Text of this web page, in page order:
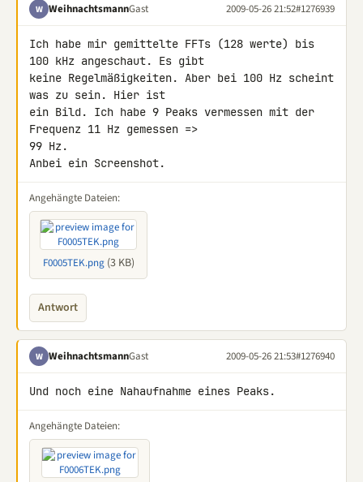
W WeihnachtsmannGast 2009-05-26 21:52#1276939
Ich habe mir gemittelte FFTs (128 werte) bis
100 kHz angeschaut. Es gibt
keine Regelmäßigkeiten. Aber bei 100 Hz scheint
was zu sein. Hier ist
ein Bild. Ich habe 9 Peaks vermessen mit der
Frequenz 11 Hz gemessen =>
99 Hz.
Anbei ein Screenshot.
Angehängte Dateien:
F0005TEK.png(3 KB)
Antwort
W WeihnachtsmannGast 2009-05-26 21:53#1276940
Und noch eine Nahaufnahme eines Peaks.
Angehängte Dateien: